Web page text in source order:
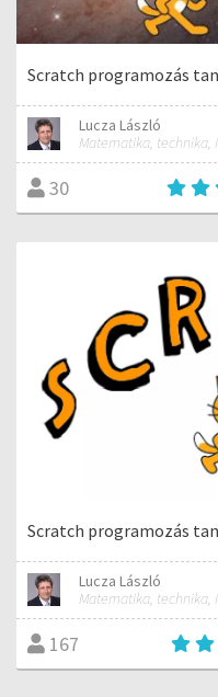
Scratch programozás
Lucza László
30
Scratch programozás
Lucza László
167